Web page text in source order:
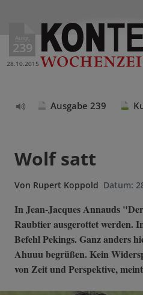
Ausg.
239
28.10.2015
Ausgabe 239
Wolf satt
Von Rupert Koppold Datum:
In Jean-Jacques Annauds
Raubtier ausgerottet werden.
Befehl Pekings. Ganz anders
Ahuuu begrüßen. Kein
von Zeit und Perspektive,